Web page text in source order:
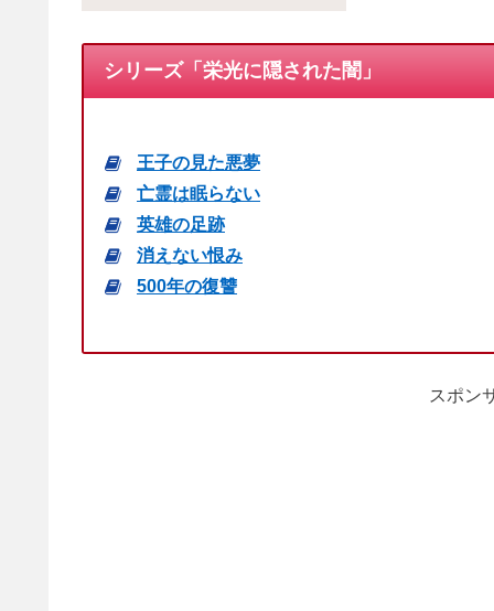
シリーズ「栄光に隠された闇」
王子の見た悪夢
亡霊は眠らない
英雄の足跡
消えない恨み
500年の復讐
スポン